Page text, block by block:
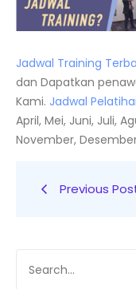
Jadwal Training
dan Dapatkan
Kami. Jadwal
April, Mei, Juni, Juli,
November,
Previous